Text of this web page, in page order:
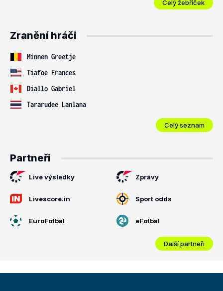
Celý žebříček
Zranění hráči
Minnen Greetje
Tiafoe Frances
Diallo Gabriel
Tararudee Lanlana
Celý seznam
Partneři
Live výsledky Zprávy
Livescore.in Sport odds
EuroFotbal eFotbal
Další partneři